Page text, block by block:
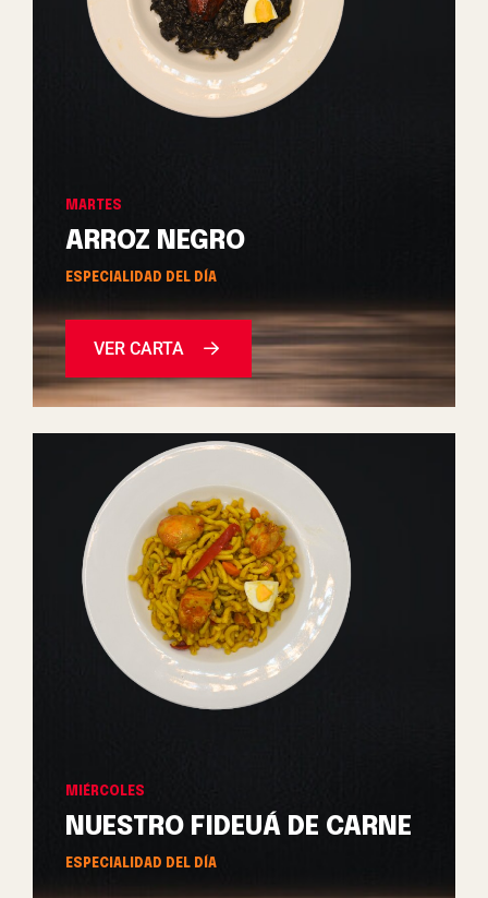
MARTES
ARROZ NEGRO
ESPECIALIDAD DEL DÍA
VER CARTA
MIÉRCOLES
NUESTRO FIDEUÁ DE CARNE
ESPECIALIDAD DEL DÍA